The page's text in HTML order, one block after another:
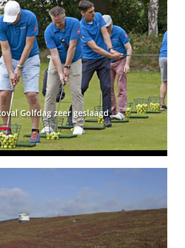
Golfdag zeer geslaagd
»